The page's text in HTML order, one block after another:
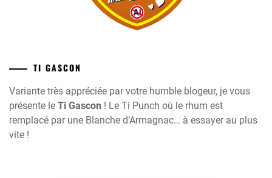
TI GASCON
Variante très appréciée par votre humble blogeur, je vous
présente le Ti Gascon ! Le Ti Punch où le rhum est
remplacé par une Blanche d’Armagnac… à essayer au plus
vite !